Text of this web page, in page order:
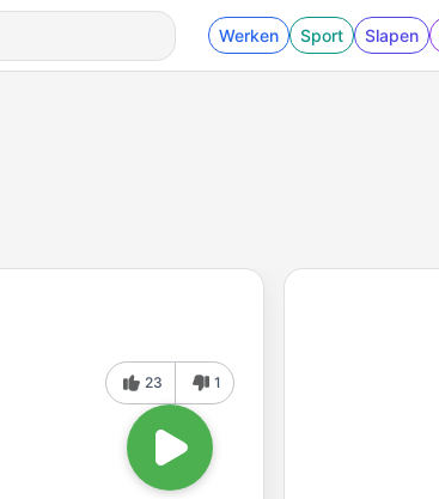
Werken Sport Slapen
23 1